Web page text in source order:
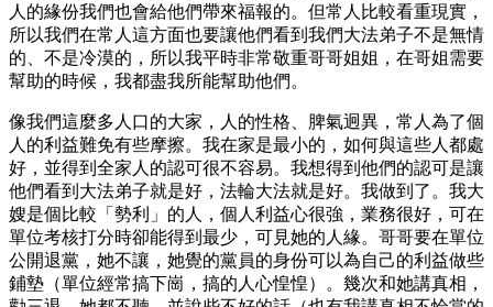
人的緣份我們也會給他們帶來福報的。但常人比較看重現實，
所以我們在常人這方面也要讓他們看到我們大法弟子不是無情
的、不是冷漠的，所以我平時非常敬重哥哥姐姐，在哥姐需要
幫助的時候，我都盡我所能幫助他們。
像我們這麼多人口的大家，人的性格、脾氣迥異，常人為了個
人的利益難免有些摩擦。我在家是最小的，如何與這些人都處
好，並得到全家人的認可很不容易。我想得到他們的認可是讓
他們看到大法弟子就是好，法輪大法就是好。我做到了。我大
嫂是個比較「勢利」的人，個人利益心很強，業務很好，可在
單位考核打分時卻能得到最少，可見她的人緣。哥哥要在單位
公開退黨，她不讓，她覺的黨員的身份可以為自己的利益做些
鋪墊（單位經常搞下崗，搞的人心惶惶）。幾次和她講真相，